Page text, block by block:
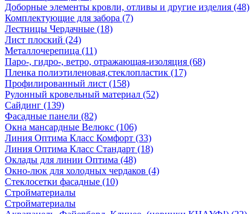
Доборные элементы кровли, отливы и другие изделия (48)
Комплектующие для забора (7)
Лестницы Чердачные (18)
Лист плоский (24)
Металлочерепица (11)
Паро-, гидро-, ветро, отражающая-изоляция (68)
Пленка полиэтиленовая,стеклопластик (17)
Профилированный лист (158)
Рулонный кровельный материал (52)
Сайдинг (139)
Фасадные панели (82)
Окна мансардные Велюкс (106)
Линия Оптима Класс Комфорт (33)
Линия Оптима Класс Стандарт (18)
Оклады для линии Оптима (48)
Окно-люк для холодных чердаков (4)
Стеклосетки фасадные (10)
Стройматериалы
Стройматериалы